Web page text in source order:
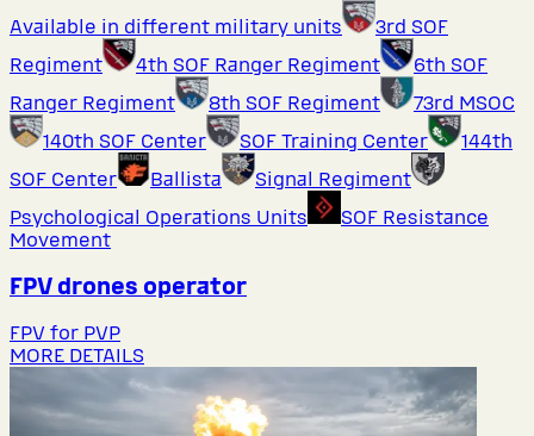
Available in different military units
3rd SOF
Regiment
4th SOF Ranger Regiment
6th SOF
Ranger Regiment
8th SOF Regiment
73rd MSOC
140th SOF Center
SOF Training Center
144th
SOF Center
Ballista
Signal Regiment
Psychological Operations Units
SOF Resistance
Movement
FPV drones operator
FPV for PVP
MORE DETAILS